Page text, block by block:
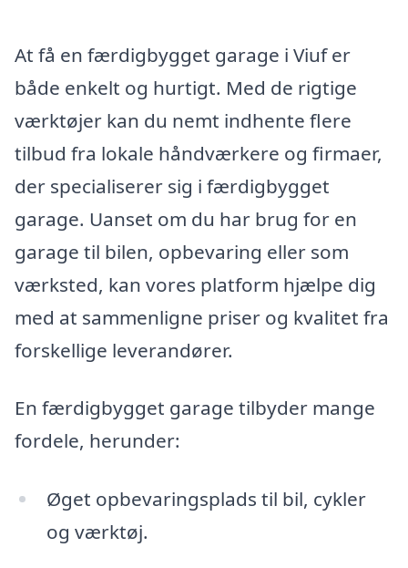
At få en færdigbygget garage i Viuf er
både enkelt og hurtigt. Med de rigtige
værktøjer kan du nemt indhente flere
tilbud fra lokale håndværkere og firmaer,
der specialiserer sig i færdigbygget
garage. Uanset om du har brug for en
garage til bilen, opbevaring eller som
værksted, kan vores platform hjælpe dig
med at sammenligne priser og kvalitet fra
forskellige leverandører.
En færdigbygget garage tilbyder mange
fordele, herunder:
Øget opbevaringsplads til bil, cykler
og værktøj.